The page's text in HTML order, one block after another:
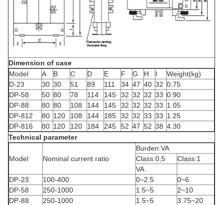
Dimension of case
Model
A B C D E F G H I
Weight(kg)
D-23
30 30 51 89 111 34 47 40 32 0.75
DP-58
50 80 78 114 145 32 32 32 33 0.90
DP-88
80 80 108 144 145 32 32 32 33 1.05
DP-812
80 120 108 144 185 32 32 33 33 1.25
DP-816
80 120 120 184 245 52 47 52 38 4.30
Technical parameter
Model Nominal current ratio
Burden VA
Class:0,5
Class:1
VA
DP-23
100-400 0~2.5
0~6
DP-58
250-1000 1.5~5
2~10
DP-88
250-1000 1.5~5
3.75~20